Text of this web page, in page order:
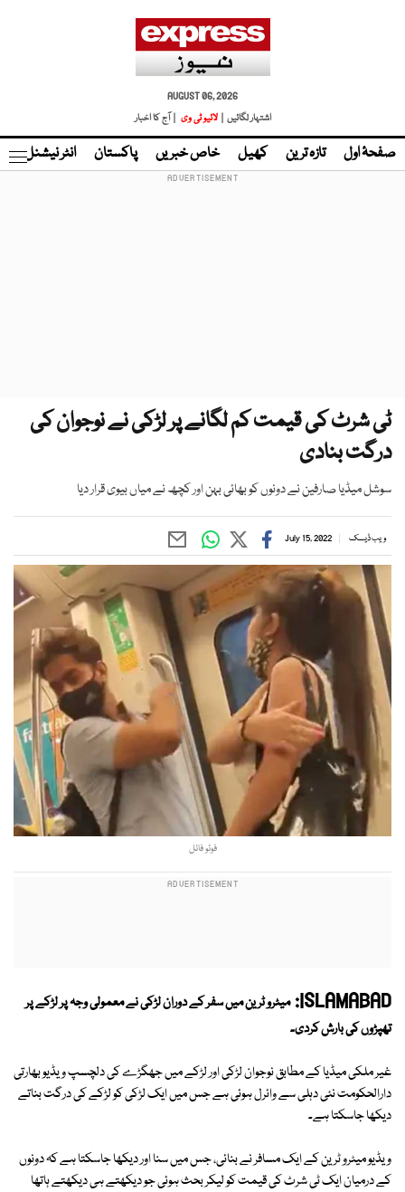
AUGUST 06, 2026
اشتہار لگائیں |
لائیو ٹی وی | آج کا اخبار
صفحۂ اول تازہ ترین کھیل خاص خبریں پاکستان انٹر نیشنل
ٹی شرٹ کی قیمت کم لگانے پر لڑکی نے نوجوان کی
درگت بنادی
سوشل میڈیا صارفین نے دونوں کو بھائی بہن اور کچھ نے میاں بیوی قرار دیا
ویب ڈیسک July 15, 2022
فوٹو فائل
ISLAMABAD: میٹرو ٹرین میں سفر کے دوران لڑکی نے معمولی وجہ پر لڑکے پر
تھپڑوں کی بارش کردی۔
غیر ملکی میڈیا کے مطابق نوجوان لڑکی اور لڑکے میں جھگڑے کی دلچسپ ویڈیو بھارتی
دارالحکومت نئی دہلی سے وائرل ہوئی ہے جس میں ایک لڑکی کو لڑکے کی درگت بناتے
دیکھا جاسکتا ہے۔
ویڈیو میٹرو ٹرین کے ایک مسافر نے بنائی، جس میں سنا اور دیکھا جاسکتا ہے کہ دونوں
کے درمیان ایک ٹی شرٹ کی قیمت کو لیکر بحث ہوئی جو دیکھتے ہی دیکھتے ہاتھا